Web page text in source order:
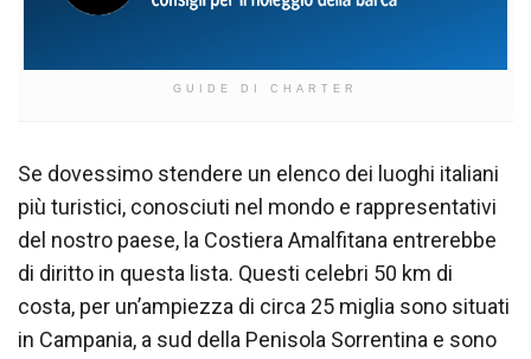
GUIDE DI CHARTER
Se dovessimo stendere un elenco dei luoghi italiani
più turistici, conosciuti nel mondo e rappresentativi
del nostro paese, la Costiera Amalfitana entrerebbe
di diritto in questa lista. Questi celebri 50 km di
costa, per un’ampiezza di circa 25 miglia sono situati
in Campania, a sud della Penisola Sorrentina e sono